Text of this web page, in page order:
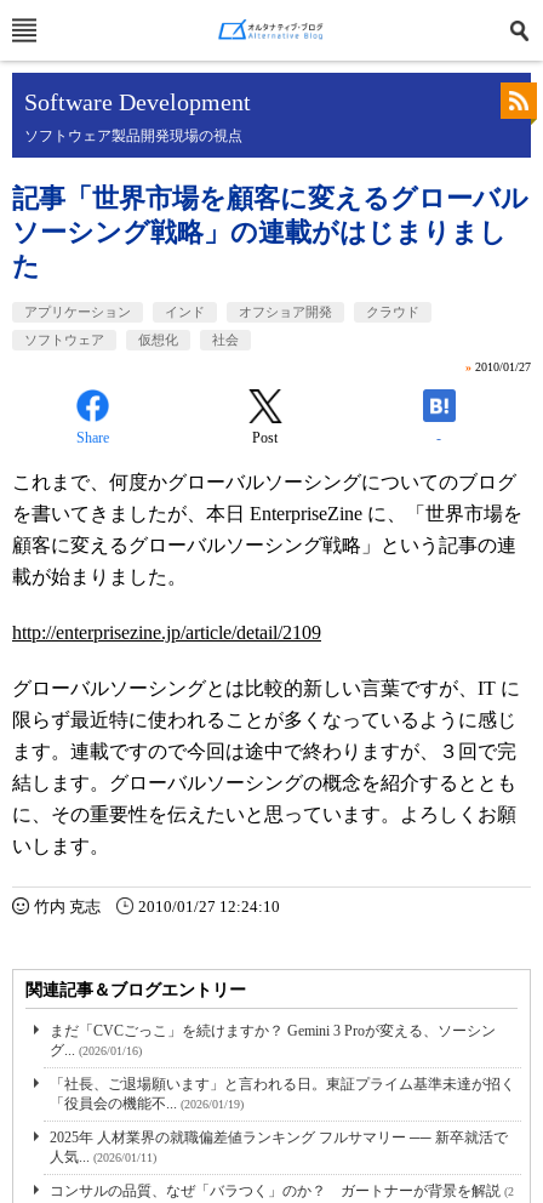
Software Development
ソフトウェア製品開発現場の視点
記事「世界市場を顧客に変えるグローバル
ソーシング戦略」の連載がはじまりまし
た
アプリケーション インド オフショア開発
クラウド
ソフトウェア
仮想化 社会
» 2010/01/27
Share Post -
これまで、何度かグローバルソーシングについてのブログ
を書いてきましたが、本日 EnterpriseZine に、「世界市場を
顧客に変えるグローバルソーシング戦略」という記事の連
載が始まりました。
http://enterprisezine.jp/article/detail/2109
グローバルソーシングとは比較的新しい言葉ですが、IT に
限らず最近特に使われることが多くなっているように感じ
ます。連載ですので今回は途中で終わりますが、３回で完
結します。グローバルソーシングの概念を紹介するととも
に、その重要性を伝えたいと思っています。よろしくお願
いします。
竹内 克志 2010/01/27 12:24:10
関連記事＆ブログエントリー
まだ「CVCごっこ」を続けますか？ Gemini 3 Proが変える、ソーシン
グ... (2026/01/16)
「社長、ご退場願います」と言われる日。東証プライム基準未達が招く
「役員会の機能不... (2026/01/19)
2025年 人材業界の就職偏差値ランキング フルサマリー ── 新卒就活で
人気... (2026/01/11)
コンサルの品質、なぜ「バラつく」のか？ ガートナーが背景を解説 (2